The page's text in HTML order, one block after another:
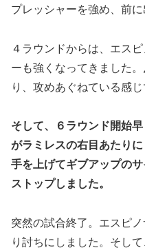
プレッシャーを強め、前に
４ラウンドからは、エス
ーも強くなってきました
り、攻めあぐねている感じ
そして、６ラウンド開始
がラミレスの右目あたり
手を上げてギブアップの
ストップしました。
突然の試合終了。エスピ
り討ちにしました。そし